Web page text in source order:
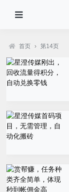
首页 › 第14页